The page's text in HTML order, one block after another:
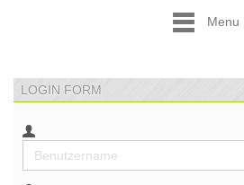
Menu
LOGIN FORM
Benutzername